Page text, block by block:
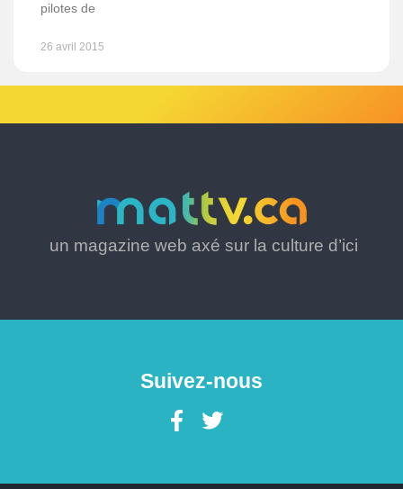
pilotes de
26 avril 2015
un magazine web axé sur la culture d’ici
Suivez-nous